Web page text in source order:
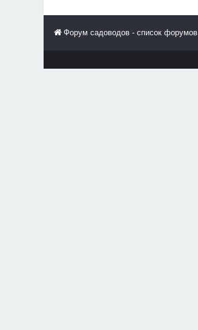
Форум садоводов - список форумов